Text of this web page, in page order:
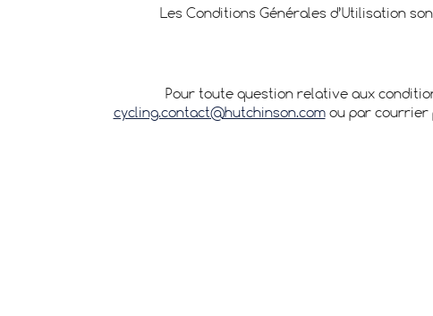
Les Conditions Générales d’Utilisation
Pour toute question relative aux
cycling.contact@hutchinson.comou par courrier